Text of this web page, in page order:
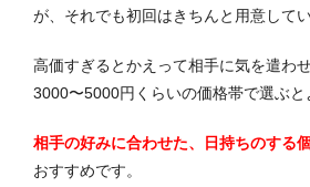
が、それでも初回はきちんと用意して
高価すぎるとかえって相手に気を遣わ
3000〜5000円くらいの価格帯で選ぶと
相手の好みに合わせた、日持ちのする
おすすめです。